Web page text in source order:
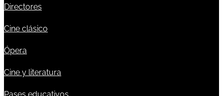
Directores
Cine clásico
Ópera
Cine y literatura